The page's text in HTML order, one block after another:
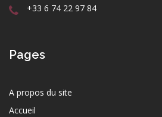
+33 6 74 22 97 84
Pages
A propos du site
Accueil